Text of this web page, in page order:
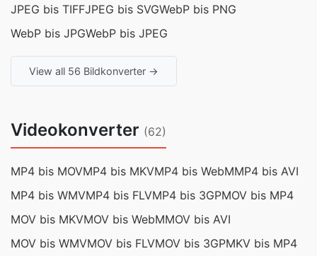
JPEG bis TIFFJPEG bis SVGWebP bis PNG
WebP bis JPGWebP bis JPEG
View all 56 Bildkonverter →
Videokonverter (62)
MP4 bis MOVMP4 bis MKVMP4 bis WebMMP4 bis AVI
MP4 bis WMVMP4 bis FLVMP4 bis 3GPMOV bis MP4
MOV bis MKVMOV bis WebMMOV bis AVI
MOV bis WMVMOV bis FLVMOV bis 3GPMKV bis MP4